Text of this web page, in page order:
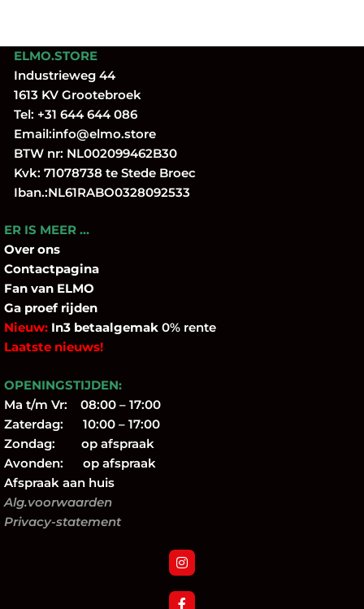
ELMO.STORE
Industrieweg 44
1613 KV Grootebroek
Tel: +31 644 644 086
Email:info@elmo.store
BTW nr: NL002099462B30
Kvk: 71078738 te Stede Broec
Iban.:NL61RABO0328092533
ER IS MEER …
Over ons
Contactpagina
Fan van ELMO
Ga proef rijden
Nieuw: In3 betaalgemak 0% rente
Laatste nieuws!
OPENINGSTIJDEN:
Ma t/m Vr: 08:00 – 17:00
Zaterdag: 10:00 – 17:00
Zondag: op afspraak
Avonden: op afspraak
Afspraak aan huis
Alg.voorwaarden
Privacy-statement